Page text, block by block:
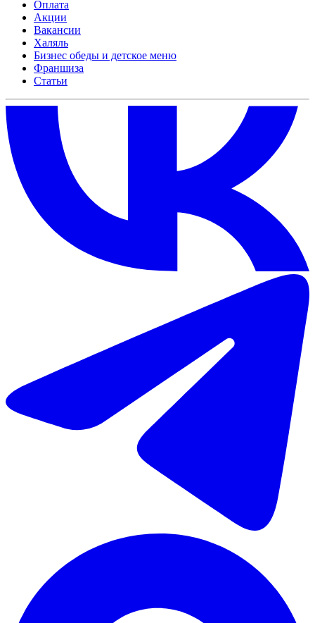
Оплата
Акции
Вакансии
Халяль
Бизнес обеды и детское меню
Франшиза
Статьи